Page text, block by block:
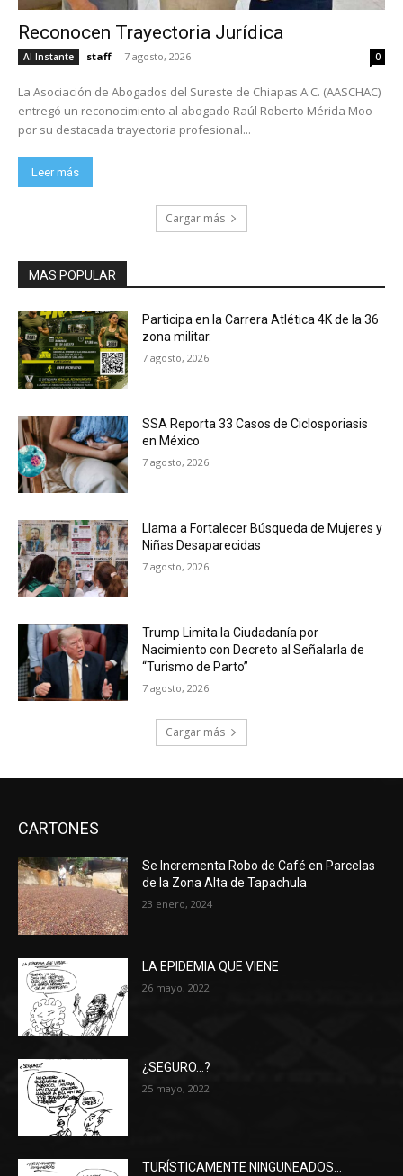
Reconocen Trayectoria Jurídica
Al Instante staff - 7 agosto, 2026 0
La Asociación de Abogados del Sureste de Chiapas A.C. (AASCHAC)
entregó un reconocimiento al abogado Raúl Roberto Mérida Moo
por su destacada trayectoria profesional...
Leer más
Cargar más
MAS POPULAR
Participa en la Carrera Atlética 4K de la 36
zona militar.
7 agosto, 2026
SSA Reporta 33 Casos de Ciclosporiasis
en México
7 agosto, 2026
Llama a Fortalecer Búsqueda de Mujeres y
Niñas Desaparecidas
7 agosto, 2026
Trump Limita la Ciudadanía por
Nacimiento con Decreto al Señalarla de
“Turismo de Parto”
7 agosto, 2026
Cargar más
CARTONES
Se Incrementa Robo de Café en Parcelas
de la Zona Alta de Tapachula
23 enero, 2024
LA EPIDEMIA QUE VIENE
26 mayo, 2022
¿SEGURO…?
25 mayo, 2022
TURÍSTICAMENTE NINGUNEADOS…